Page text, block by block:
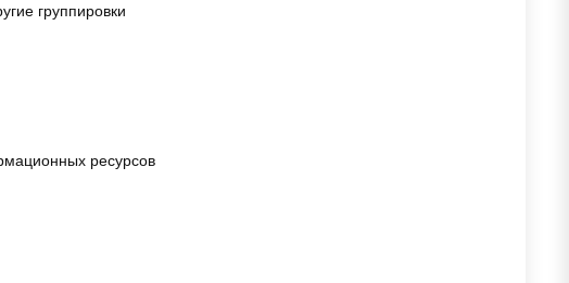
группировки
ресурсов